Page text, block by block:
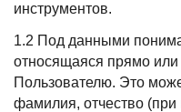
инструментов.
1.2 Под данными
относящаяся прямо
Пользователю. Это
фамилия, отчество (при